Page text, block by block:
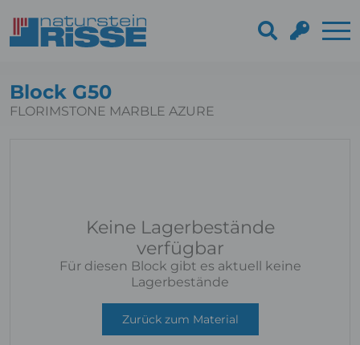
Block G50
FLORIMSTONE MARBLE AZURE
Keine Lagerbestände
verfügbar
Für diesen Block gibt es aktuell keine
Lagerbestände
Zurück zum Material